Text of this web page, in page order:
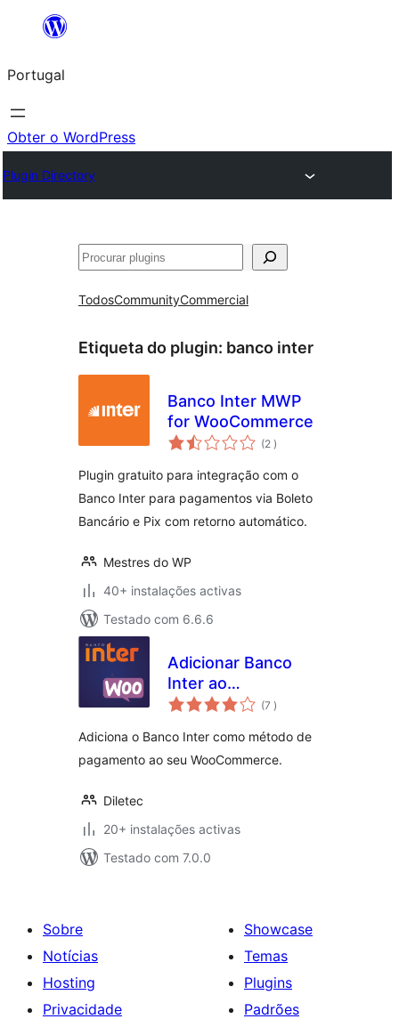
Saltar
o
conteúdo
Portugal
Obter o WordPress
Plugin Directory
Pesquisar
TodosCommunityCommercial
Etiqueta do plugin: banco inter
Banco Inter MWP
for WooCommerce
(2 classificações
)
Plugin gratuito para integração com o
Banco Inter para pagamentos via Boleto
Bancário e Pix com retorno automático.
Mestres do WP
40+ instalações activas
Testado com 6.6.6
Adicionar Banco
Inter ao
WooCommerce
(7 classificações
)
Adiciona o Banco Inter como método de
pagamento ao seu WooCommerce.
Diletec
20+ instalações activas
Testado com 7.0.0
Sobre
Notícias
Hosting
Privacidade
Showcase
Temas
Plugins
Padrões